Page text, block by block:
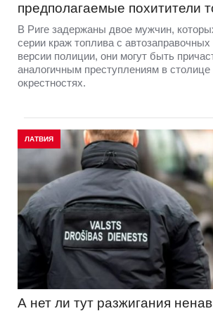
предполагаемые похитители
В Риге задержаны двое мужчин,
серии краж топлива с
версии полиции, они могут быть
аналогичным преступлениям в столице
окрестностях.
ЛАТВИЯ
А нет ли тут разжигания